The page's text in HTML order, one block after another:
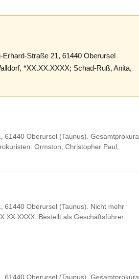
Straße 21, 61440 Oberursel
*XX.XX.XXXX; Schad-Ruß, Anita,
61440 Oberursel (Taunus). Gesamtprokura
Ormston, Christopher Paul,
61440 Oberursel (Taunus). Nicht mehr
Bestellt als Geschäftsführer:
61440 Oberursel (Taunus). Gesamtprokura